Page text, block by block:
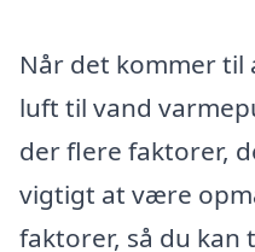
Når det kommer til
luft til vand
der flere faktorer,
vigtigt at være
faktorer, så du